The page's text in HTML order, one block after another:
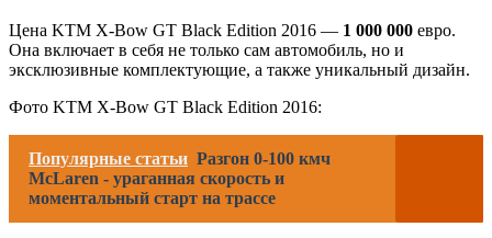
Цена KTM X-Bow GT Black Edition 2016 — 1 000 000 евро.
Она включает в себя не только сам автомобиль, но и
эксклюзивные комплектующие, а также уникальный дизайн.
Фото KTM X-Bow GT Black Edition 2016:
Популярные статьи Разгон 0-100 кмч
McLaren - ураганная скорость и
моментальный старт на трассе